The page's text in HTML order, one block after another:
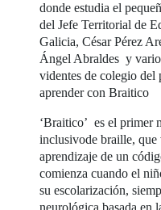
donde estudia el
del Jefe Territorial de
Galicia, César Pérez
Ángel Abraldes y
videntes de colegio del
aprender con Braitico
‘Braitico’ es el primer
inclusivode braille, que
aprendizaje de un
comienza cuando el
su escolarización,
neurológica basada en